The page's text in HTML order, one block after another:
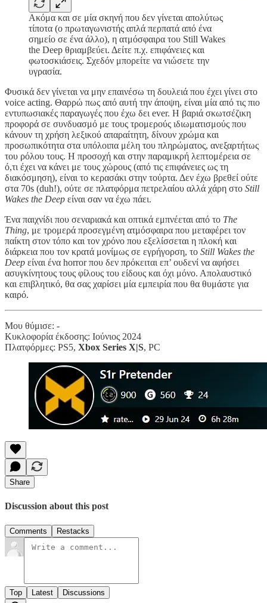
Ακόμα και σε μία σκηνή που δεν γίνεται απολύτως
τίποτα (ο πρωταγωνιστής απλά περπατά από ένα
σημείο σε ένα άλλο), η ατμόσφαιρα του Still Wakes
the Deep θριαμβεύει. Δείτε π.χ. επιφάνειες και
φωτοσκιάσεις. Σχεδόν μπορείτε να νιώσετε την
υγρασία.
Φυσικά δεν γίνεται να μην επαινέσω τη δουλειά που έχει γίνει στο
voice acting. Θαρρώ πως από αυτή την άποψη, είναι μία από τις πιο
εντυπωσιακές παραγωγές που έχω δει ever. Η βαριά σκωτσέζικη
προφορά σε συνδυασμό με τους τρομερούς ιδιωματισμούς που
κάνουν τη χρήση λεξικού απαραίτητη, δίνουν χρώμα και
προσωπικότητα στα υπόλοιπα μέλη του πληρώματος, ανεξαρτήτως
του ρόλου τους. Η προσοχή και στην παραμικρή λεπτομέρεια σε
ό,τι έχει να κάνει με τους χώρους (από τις επιφάνειες ως τη
διακόσμηση), είναι το κερασάκι στην τούρτα. Δεν έχω βρεθεί ούτε
στα 70s (duh!), ούτε σε πλατφόρμα πετρελαίου αλλά χάρη στο Still
Wakes the Deep είναι σαν να έχω πάει.
Ένα παιχνίδι που σεναριακά και οπτικά εμπνέεται από το The
Thing, με τρομερά προσεγμένη ατμόσφαιρα που μεταφέρει τον
παίκτη στον τόπο και τον χρόνο που εξελίσσεται η πλοκή και
διάρκεια που τον κρατά μονίμως σε εγρήγορση, το Still Wakes the
Deep είναι ένα horror που δεν πρόκειται επ’ ουδενί να αφήσει
ασυγκίνητους τους φίλους του είδους και όχι μόνο. Απολαυστικό
και επιβλητικό, θα σας χαρίσει μία εμπειρία που θα θυμάστε για
καιρό.
Μου θύμισε: -
Κυκλοφορία έκδοσης: Ιούνιος 2024
Πλατφόρμες: PS5, Xbox Series X|S, PC
Share
Discussion about this post
Comments Restacks
Top Latest Discussions